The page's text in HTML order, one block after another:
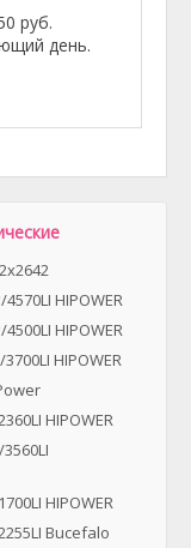
руб.
день.
HIPOWER
HIPOWER
HIPOWER
HIPOWER
HIPOWER
Bucefalo